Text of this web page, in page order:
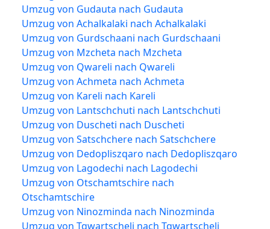
Umzug von Gudauta nach Gudauta
Umzug von Achalkalaki nach Achalkalaki
Umzug von Gurdschaani nach Gurdschaani
Umzug von Mzcheta nach Mzcheta
Umzug von Qwareli nach Qwareli
Umzug von Achmeta nach Achmeta
Umzug von Kareli nach Kareli
Umzug von Lantschchuti nach Lantschchuti
Umzug von Duscheti nach Duscheti
Umzug von Satschchere nach Satschchere
Umzug von Dedopliszqaro nach Dedopliszqaro
Umzug von Lagodechi nach Lagodechi
Umzug von Otschamtschire nach
Otschamtschire
Umzug von Ninozminda nach Ninozminda
Umzug von Tqwartscheli nach Tqwartscheli